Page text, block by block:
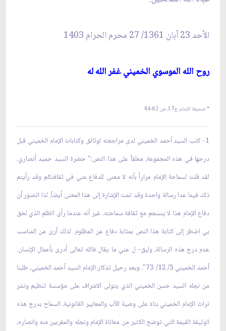
الأحد 23 آبان 1361/ 27 محرم الحرام 1403
روح الله الموسوي الخميني غفر الله له‏
* صحيفة الإمام، ج‏17، ص: 82-84
1- كتب السيد أحمد الخميني لدى مراجعته لوثائق وكتابات الإمام الخميني قبل
درجها في هذه المجموعة، معلقاً على هذا النص:" حضرة السيد حميد أنصاري.
لقد قلت لسماحة الإمام مراراً بأنه لا معنى للدفاع عني في ثقافتكم وقد رأيتم
ذلك فيما عدا رسالة واحدة وقد تمت الإشارة إلى هذا المعنى أيضاً. لذا اتصور أن
دفاع الإمام هذا لا ينسجم مع ثقافة سماحته. غير أنه عندما رأى الظلم الذي لحق
بي اضطر إلى كتابة هذا النص بمثابة دفاع عن المظلوم. لذلك أرى من المناسب
عدم درج هذه الرسالة، وليق- ل عني ما يقال فالله تعالى أدرى بأعمال الإنسان.
أحمد الخميني 3/ 12/ 73". وبعد رحيل تذكار الإمام السيد أحمد الخميني، طلبنا
من نجله السيد حسن الخميني الذي يتولى الاشراف على مؤسسة تنظيم ونشر
تراث الإمام الخميني بناءً على وصية الأب والمعايير القانونية، السماح بدرج هذه
الوثيقة القيمة التي توضح الكثير من معاناة الإمام ونجله والمقربين منه وانصاره،